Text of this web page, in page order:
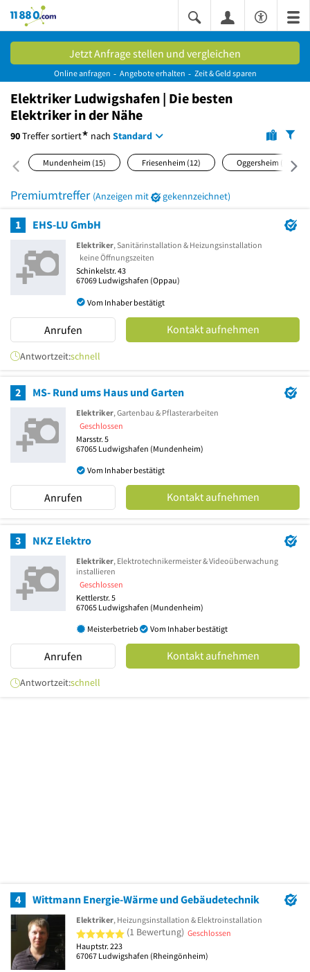
11880.com
Jetzt Anfrage stellen und vergleichen
Online anfragen Angebote erhalten Zeit & Geld sparen
Elektriker Ludwigshafen | Die besten
Elektriker in der Nähe
90Treffersortiert* nach Standard
Mundenheim (15) Friesenheim (12) Oggersheim (11)
Premiumtreffer (Anzeigen mit gekennzeichnet)
1 EHS-LU GmbH
Elektriker, Sanitärinstallation & Heizungsinstallation
keine Öffnungszeiten
Schinkelstr. 43
67069 Ludwigshafen (Oppau)
Vom Inhaber bestätigt
Anrufen Kontakt aufnehmen
Antwortzeit:schnell
2 MS- Rund ums Haus und Garten
Elektriker, Gartenbau & Pflasterarbeiten
Geschlossen
Marsstr. 5
67065 Ludwigshafen (Mundenheim)
Vom Inhaber bestätigt
Anrufen Kontakt aufnehmen
3 NKZ Elektro
Elektriker, Elektrotechnikermeister & Videoüberwachung
installieren
Geschlossen
Kettlerstr. 5
67065 Ludwigshafen (Mundenheim)
Meisterbetrieb Vom Inhaber bestätigt
Anrufen Kontakt aufnehmen
Antwortzeit:schnell
4 Wittmann Energie-Wärme und Gebäudetechnik
Elektriker, Heizungsinstallation & Elektroinstallation
5 von 5 Sternen
(1 Bewertung) Geschlossen
Hauptstr. 223
67067 Ludwigshafen (Rheingönheim)